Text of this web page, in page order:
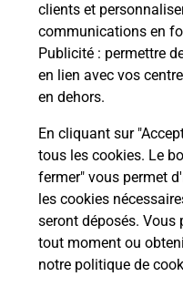
clients et
communications en
Publicité : permettre
en lien avec vos
en dehors.
En cliquant sur
tous les cookies. Le
fermer" vous permet
les cookies
seront déposés. Vous
tout moment ou
notre politique de
ETAMPES SUR MARNE MAIRIE